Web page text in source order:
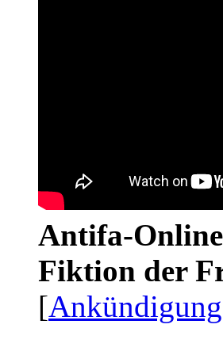
Antifa-
Fiktion der
[Ankündigung